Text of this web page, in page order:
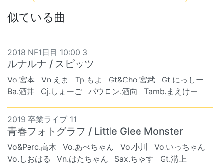
似ている曲
2018 NF1日目 10:00 3
ルナルナ / スピッツ
Vo.宮本 Vn.えま Tp.もよ Gt&Cho.宮武
Gt.にっしー
Ba.酒井
Cj.しょーご バウロン.酒向 Tamb.まえけー
2019 卒業ライブ 11
青春フォトグラフ / Little Glee Monster
Vo&Perc.高木 Vo.あべちゃん Vo.小川
Vo.いっちゃん
Vo.しおはる
Vn.はたちゃん Sax.ちゃす
Gt.溝上